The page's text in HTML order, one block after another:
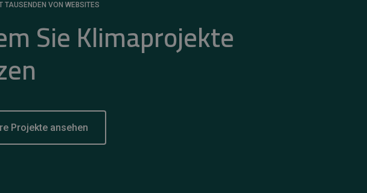
TAUSENDEN VON WEBSITES
Sie Klimaprojekte
Projekte ansehen